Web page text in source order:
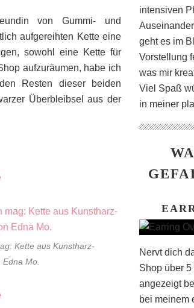
von Gummi- und
aufgereihten Kette eine
sowohl eine Kette für
aufzuräumen, habe ich
Resten dieser beiden
Überbleibsel aus der
Kette aus Kunstharz-
Mo.
intensiven
geht es im
Vorstellung
was mir
Viel Spaß
in meiner
Nervt dich
Shop über 5
angezeigt
bei meinem